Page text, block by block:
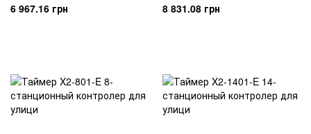
6 967.16 грн 8 831.08 грн